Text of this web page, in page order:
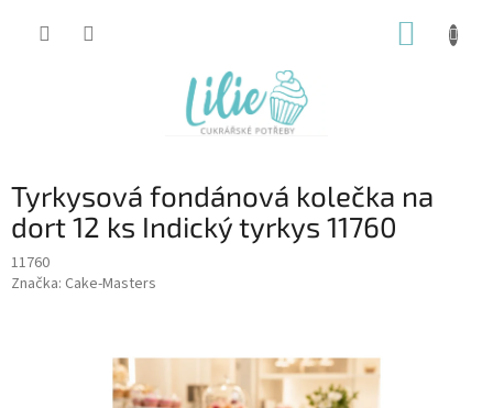
Tyrkysová fondánová kolečka na
dort 12 ks Indický tyrkys 11760
11760
Značka: Cake-Masters